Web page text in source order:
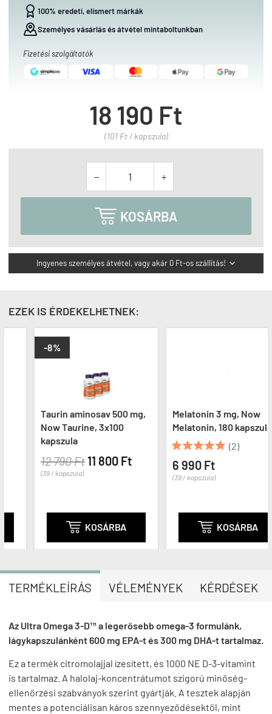
100% eredeti, elismert márkák
Személyes vásárlás és átvétel mintaboltunkban
Fizetési szolgáltatók
18 190 Ft
(101 Ft / kapszula)
 
 KOSÁRBA
Ingyenes személyes átvétel, vagy akár 0 Ft-os szállítás! 
EZEK IS ÉRDEKELHETNEK:
Taurin aminosav 500 mg,
Now Taurine, 3x100
kapszula
12 790 Ft11 800 Ft
(39 / kapszula)
KOSÁRBA
Melatonin 3 mg, Now
Melatonin, 180 kapszula
(2)
6 990 Ft
(39 / kapszula)
KOSÁRBA
TERMÉKLEÍRÁS VÉLEMÉNYEK KÉRDÉSEK
Az Ultra Omega 3-D™ a legerősebb omega-3 formulánk,
lágykapszulánként 600 mg EPA-t és 300 mg DHA-t tartalmaz.
Ez a termék citromolajjal ízesített, és 1000 NE D-3-vitamint
is tartalmaz. A halolaj-koncentrátumot szigorú minőség-
ellenőrzési szabványok szerint gyártják. A tesztek alapján
mentes a potenciálisan káros szennyeződésektől, mint